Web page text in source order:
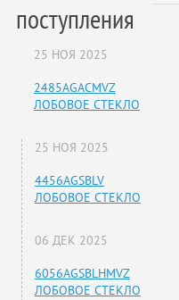
поступления
25 НОЯ 2025
2485AGACMVZ
ЛОБОВОЕ СТЕКЛО
25 НОЯ 2025
4456AGSBLV
ЛОБОВОЕ СТЕКЛО
06 ДЕК 2025
6056AGSBLHMVZ
ЛОБОВОЕ СТЕКЛО